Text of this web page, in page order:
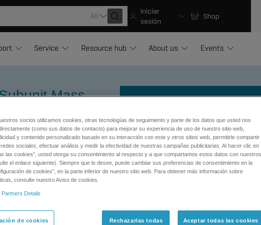
All
Iniciar
sesión
Shop
Service Resource hub About us Events
Mass
biotherapeutic subunits on
Mass Analysis
CONTACT SUPPORT
socios utilizamos cookies, otras tecnologías de seguimiento y parte de los datos que usted nos
(como sus datos de contacto) para mejorar su experiencia de uso de nuestro sitio web,
y contenido personalizado basado en su interacción con este y otros sitios web, permitirle compartir
sociales, efectuar análisis y medir la efectividad de nuestras campañas publicitarias. Al hacer clic en
las cookies”, usted otorga su consentimiento al respecto y a que compartamos estos datos con nuestros
el enlace siguiente). Siempre que lo desee, puede cambiar sus preferencias de consentimiento en la
de cookies”, en la parte inferior de nuestro sitio web. Para obtener más información sobre
consulte nuestro Aviso de cookies.
Details
de cookies Rechazarlas todas Aceptar todas las cookies